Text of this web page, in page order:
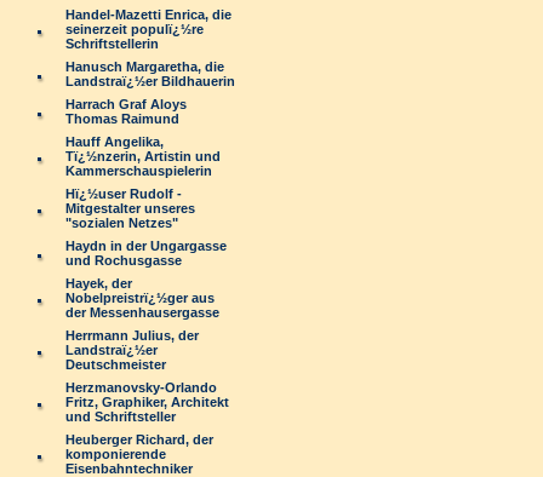
Handel-Mazetti Enrica, die
seinerzeit populï¿½re
Schriftstellerin
Hanusch Margaretha, die
Landstraï¿½er Bildhauerin
Harrach Graf Aloys
Thomas Raimund
Hauff Angelika,
Tï¿½nzerin, Artistin und
Kammerschauspielerin
Hï¿½user Rudolf -
Mitgestalter unseres
"sozialen Netzes"
Haydn in der Ungargasse
und Rochusgasse
Hayek, der
Nobelpreistrï¿½ger aus
der Messenhausergasse
Herrmann Julius, der
Landstraï¿½er
Deutschmeister
Herzmanovsky-Orlando
Fritz, Graphiker, Architekt
und Schriftsteller
Heuberger Richard, der
komponierende
Eisenbahntechniker